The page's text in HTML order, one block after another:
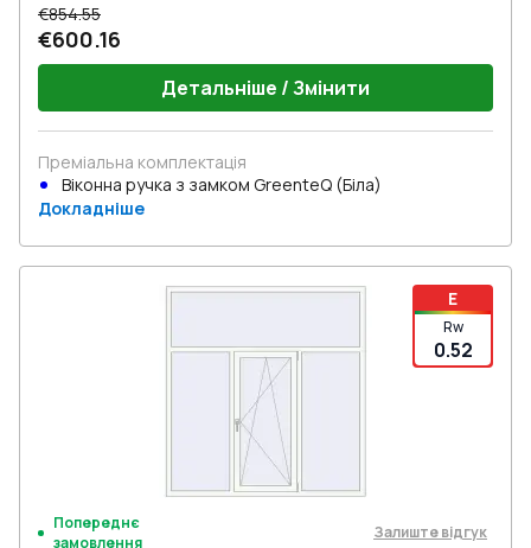
€854.55
€600.16
Детальніше / Змінити
Преміальна комплектація
Віконна ручка з замком GreenteQ (Біла)
Докладніше
E
Rw
0.52
Попереднє
замовлення
Залиште відгук